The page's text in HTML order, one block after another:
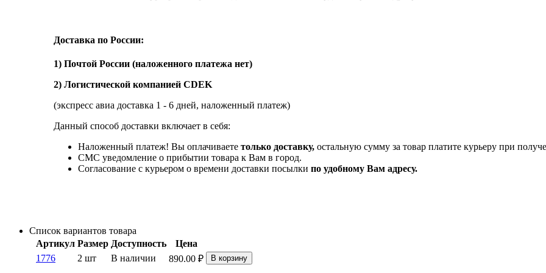
Доставка по России:
1) Почтой России (наложенного платежа нет)
2) Логистической компанией CDEK
(экспресс авиа доставка 1 - 6 дней, наложенный платеж)
Данный способ доставки включает в себя:
Наложенный платеж! Вы оплачиваете только доставку, остальную сумму за товар платите курьеру при
СМС уведомление о прибытии товара к Вам в город.
Согласование с курьером о времени доставки посылки по удобному Вам адресу.
Список вариантов товара
Артикул Размер Доступность
Цена
1776
2 шт В наличии 890.00 ₽ В корзину